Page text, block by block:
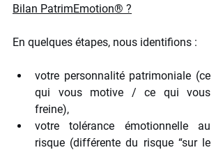
Bilan PatrimEmotion® ?
En quelques étapes, nous identifions :
votre personnalité patrimoniale (ce
qui vous motive / ce qui vous
freine),
votre tolérance émotionnelle au
risque (différente du risque “sur le